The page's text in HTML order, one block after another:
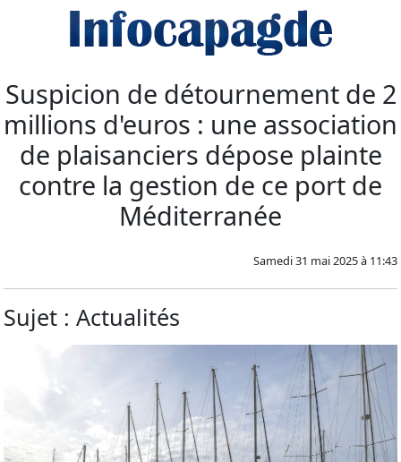
Suspicion de détournement de 2
millions d'euros : une association
de plaisanciers dépose plainte
contre la gestion de ce port de
Méditerranée
Samedi 31 mai 2025 à 11:43
Sujet : Actualités